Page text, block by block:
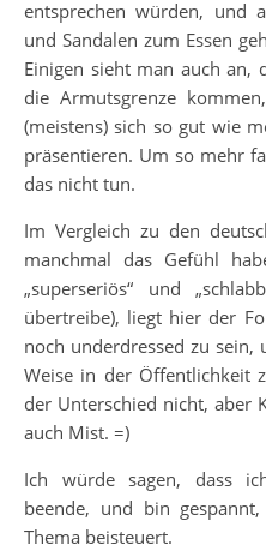
entsprechen würden, und
und Sandalen zum Essen
Einigen sieht man auch an,
die Armutsgrenze
(meistens) sich so gut wie
präsentieren. Um so mehr
das nicht tun.
Im Vergleich zu den
manchmal das Gefühl
„superseriös“ und
übertreibe), liegt hier der
noch underdressed zu
Weise in der Öffentlichkeit
der Unterschied nicht, aber
auch Mist. =)
Ich würde sagen, dass
beende, und bin
Thema beisteuert.